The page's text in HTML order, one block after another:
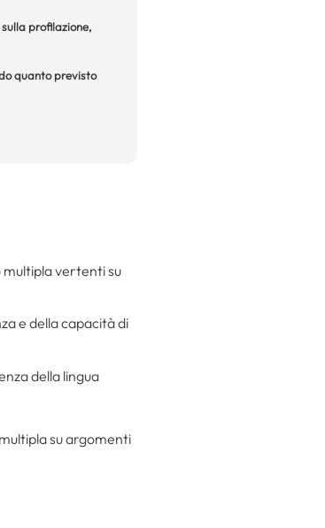
profilazione,
quanto previsto
multipla vertenti su
e della capacità di
della lingua
su argomenti